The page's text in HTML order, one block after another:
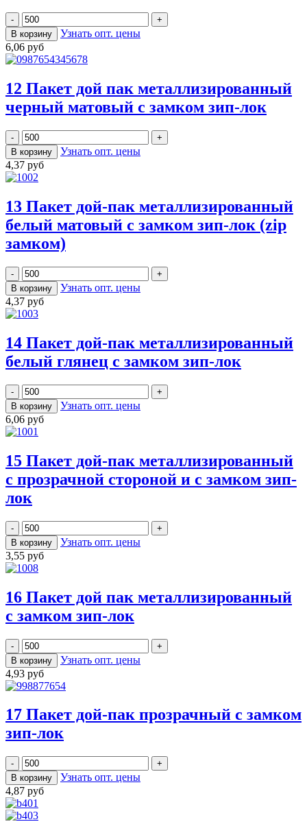
Узнать опт. цены
6,06 руб
12 Пакет дой пак металлизированный
черный матовый с замком зип-лок
Узнать опт. цены
4,37 руб
13 Пакет дой-пак металлизированный
белый матовый с замком зип-лок (zip
замком)
Узнать опт. цены
4,37 руб
14 Пакет дой-пак металлизированный
белый глянец с замком зип-лок
Узнать опт. цены
6,06 руб
15 Пакет дой-пак металлизированный
с прозрачной стороной и с замком зип-
лок
Узнать опт. цены
3,55 руб
16 Пакет дой пак металлизированный
с замком зип-лок
Узнать опт. цены
4,93 руб
17 Пакет дой-пак прозрачный с замком
зип-лок
Узнать опт. цены
4,87 руб